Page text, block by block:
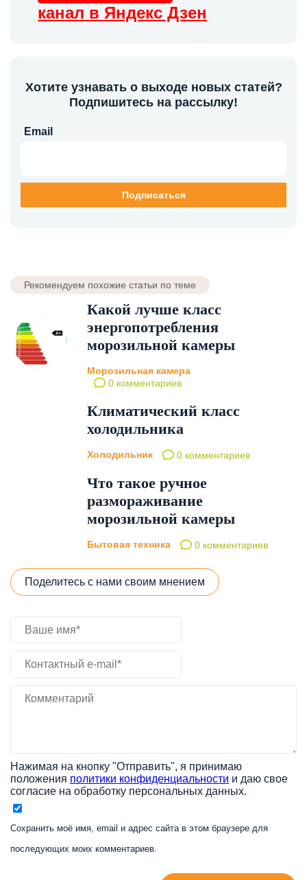
канал в Яндекс Дзен
Хотите узнавать о выходе новых статей?
Подпишитесь на рассылку!
Email
Рекомендуем похожие статьи по теме
Какой лучше класс
энергопотребления
морозильной камеры
Морозильная камера
0 комментариев
Климатический класс
холодильника
Холодильник 0 комментариев
Что такое ручное
размораживание
морозильной камеры
Бытовая техника 0 комментариев
Поделитесь с нами своим мнением
Нажимая на кнопку "Отправить", я принимаю
положения политики конфиденциальности и даю свое
согласие на обработку персональных данных.
Сохранить моё имя, email и адрес сайта в этом браузере для
последующих моих комментариев.